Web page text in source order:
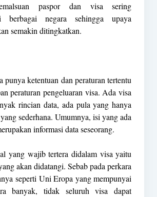
paspor dan visa sering
berbagai negara sehingga upaya
semakin ditingkatkan.
punya ketentuan dan peraturan tertentu
peraturan pengeluaran visa. Ada visa
rincian data, ada pula yang hanya
sederhana. Umumnya, isi yang ada
informasi data seseorang.
yang wajib tertera didalam visa yaitu
akan didatangi. Sebab pada perkara
seperti Uni Eropa yang mempunyai
banyak, tidak seluruh visa dapat